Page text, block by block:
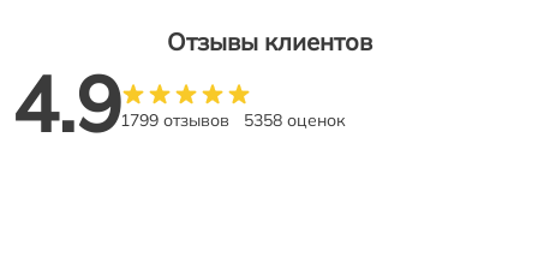
Отзывы клиентов
4.91799 отзывов 5358 оценок